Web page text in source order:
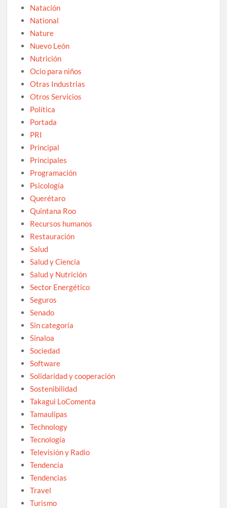
Natación
National
Nature
Nuevo León
Nutrición
Ocio para niños
Otras Industrias
Otros Servicios
Política
Portada
PRI
Principal
Principales
Programación
Psicología
Querétaro
Quintana Roo
Recursos humanos
Restauración
Salud
Salud y Ciencia
Salud y Nutrición
Sector Energético
Seguros
Senado
Sin categoría
Sinaloa
Sociedad
Software
Solidaridad y cooperación
Sostenibilidad
Takagui LoComenta
Tamaulipas
Technology
Tecnología
Televisión y Radio
Tendencia
Tendencias
Travel
Turismo